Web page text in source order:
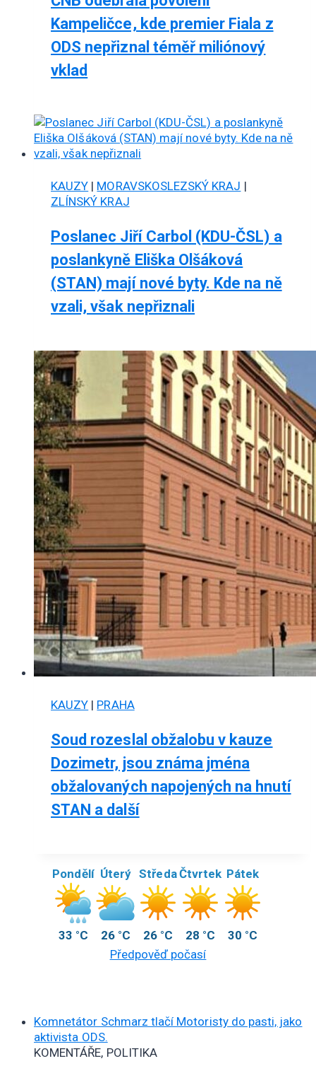
Kampeličce, kde premier Fiala z
ODS nepřiznal téměř miliónový
vklad
KAUZY | MORAVSKOSLEZSKÝ KRAJ |
ZLÍNSKÝ KRAJ
Poslanec Jiří Carbol (KDU-ČSL) a
poslankyně Eliška Olšáková
(STAN) mají nové byty. Kde na ně
vzali, však nepřiznali
KAUZY | PRAHA
Soud rozeslal obžalobu v kauze
Dozimetr, jsou známa jména
obžalovaných napojených na hnutí
STAN a další
Pondělí
33 °C
Úterý
26 °C
Středa
26 °C
Čtvrtek
28 °C
Pátek
30 °C
Předpověď počasí
Komnetátor Schmarz tlačí Motoristy do pasti, jako
aktivista ODS.
KOMENTÁŘE, POLITIKA